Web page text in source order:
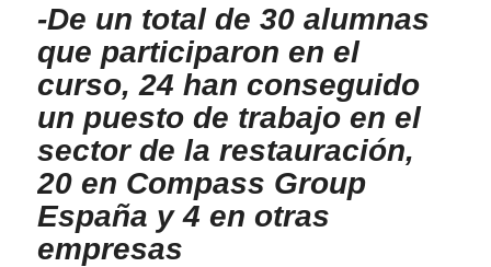
-De un total de 30 alumnas
que participaron en el
curso, 24 han conseguido
un puesto de trabajo en el
sector de la restauración,
20 en Compass Group
España y 4 en otras
empresas